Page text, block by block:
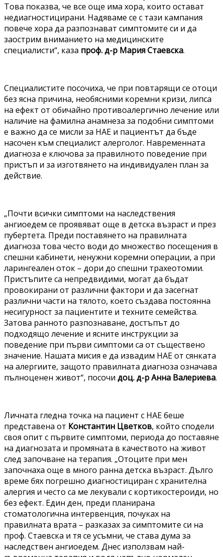
Това показва, че все още има хора, които остават
недиагностицирани. Надяваме се с тази кампания
повече хора да разпознават симптомите си и да
заострим вниманието на медицинските
специалисти“, каза проф. д-р Мария Стаевска.
Специалистите посочиха, че при повтарящи се отоци
без ясна причина, необясними коремни кризи, липса
на ефект от обичайно противоалергично лечение или
наличие на фамилна анамнеза за подобни симптоми
е важно да се мисли за НАЕ и пациентът да бъде
насочен към специалист алерголог. Навременната
диагноза е ключова за правилното поведение при
пристъп и за изготвянето на индивидуален план за
действие.
„Почти всички симптоми на наследствения
ангиоедем се проявяват още в детска възраст и през
пубертета. Преди поставянето на правилната
диагноза това често води до множество посещения в
спешни кабинети, ненужни коремни операции, а при
ларингеален оток – дори до спешни трахеотомии.
Пристъпите са непредвидими, могат да бъдат
провокирани от различни фактори и да засегнат
различни части на тялото, което създава постоянна
несигурност за пациентите и техните семейства.
Затова ранното разпознаване, достъпът до
подходящо лечение и ясните инструкции за
поведение при първи симптоми са от съществено
значение. Нашата мисия е да извадим НАЕ от сянката
на алергиите, защото правилната диагноза означава
пълноценен живот“, посочи доц. д-рАнна Валериева.
Личната гледна точка на пациент с НАЕ беше
представена от Константин Цветков, който сподели
своя опит с първите симптоми, периода до поставяне
на диагнозата и промяната в качеството на живот
след започване на терапия. „Отоците при мен
започнаха още в много ранна детска възраст. Дълго
време бях погрешно диагностициран с хранителна
алергия и често са ме лекували с кортикостероиди, но
без ефект. Един ден, преди планирана
стоматологична интервенция, почуках на
правилната врата – разказах за симптомите си на
проф. Стаевска и тя се усъмни, че става дума за
наследствен ангиоедем. Днес използвам най-